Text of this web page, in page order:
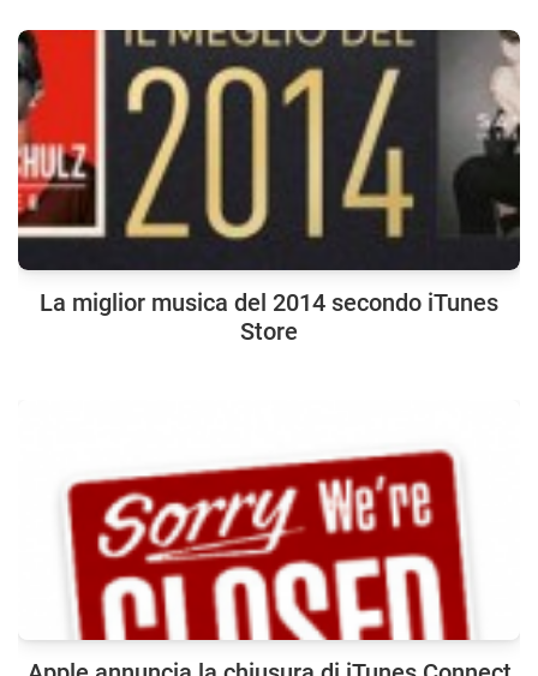
La miglior musica del 2014 secondo iTunes
Store